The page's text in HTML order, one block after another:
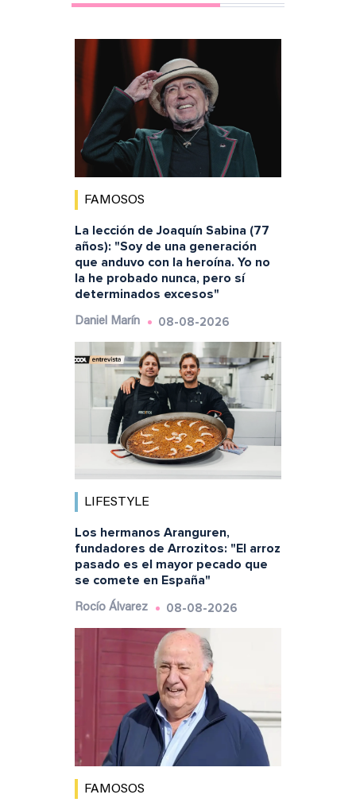
FAMOSOS
La lección de Joaquín Sabina (77
años): "Soy de una generación
que anduvo con la heroína. Yo no
la he probado nunca, pero sí
determinados excesos"
Daniel Marín 08-08-2026
LIFESTYLE
Los hermanos Aranguren,
fundadores de Arrozitos: "El arroz
pasado es el mayor pecado que
se comete en España"
Rocío Álvarez 08-08-2026
FAMOSOS